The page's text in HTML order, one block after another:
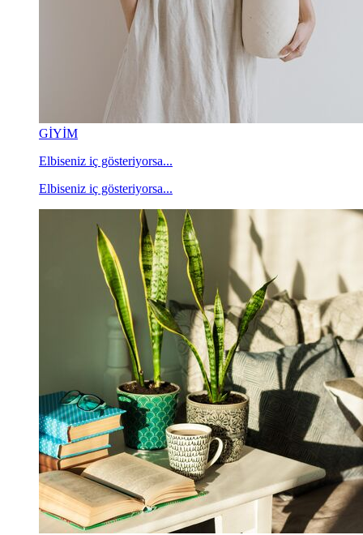
GİYİM
Elbiseniz iç gösteriyorsa...
Elbiseniz iç gösteriyorsa...